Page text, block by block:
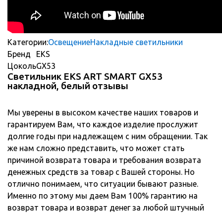
Категории:ОсвещениеНакладные светильники
Бренд
EKS
ЦокольGX53
Светильник EKS ART SMART GX53
накладной, белый отзывы
Мы уверены в высоком качестве наших товаров и
гарантируем Вам, что каждое изделие прослужит
долгие годы при надлежащем с ним обращении. Так
же нам сложно представить, что может стать
причиной возврата товара и требования возврата
денежных средств за товар с Вашей стороны. Но
отлично понимаем, что ситуации бывают разные.
Именно по этому мы даем Вам 100% гарантию на
возврат товара и возврат денег за любой штучный